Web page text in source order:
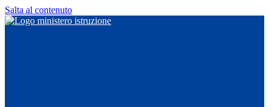
Salta al contenuto